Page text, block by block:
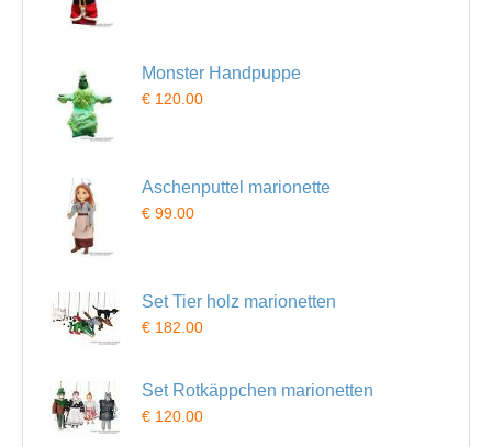
Monster Handpuppe
€ 120.00
Aschenputtel marionette
€ 99.00
Set Tier holz marionetten
€ 182.00
Set Rotkäppchen marionetten
€ 120.00